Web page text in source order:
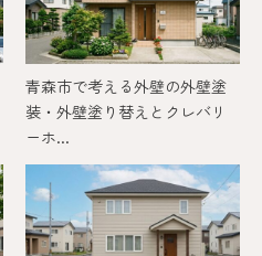
青森市で考える外壁の外壁塗
装・外壁塗り替えとクレバリ
ーホ...